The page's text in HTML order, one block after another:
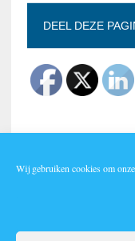
Wij gebruiken cookies om
DEEL DEZE